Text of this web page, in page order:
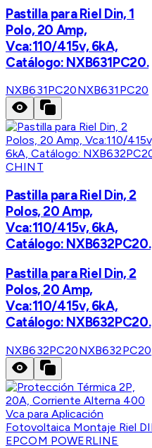
Pastilla para Riel Din, 1
Polo, 20 Amp,
Vca:110/415v, 6kA,
Catálogo: NXB631PC20.
NXB631PC20NXB631PC20
CHINT
Pastilla para Riel Din, 2
Polos, 20 Amp,
Vca:110/415v, 6kA,
Catálogo: NXB632PC20.
Pastilla para Riel Din, 2
Polos, 20 Amp,
Vca:110/415v, 6kA,
Catálogo: NXB632PC20.
NXB632PC20NXB632PC20
EPCOM POWERLINE